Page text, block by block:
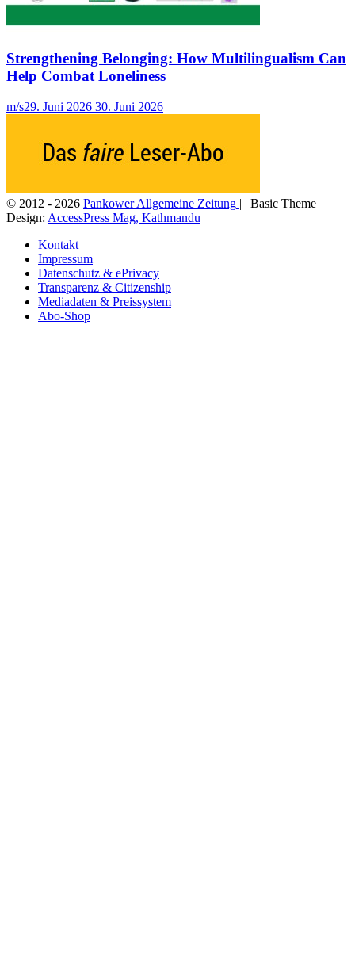
Strengthening Belonging: How Multilingualism Can
Help Combat Loneliness
m/s29. Juni 2026 30. Juni 2026
© 2012 - 2026 Pankower Allgemeine Zeitung | | Basic Theme
Design: AccessPress Mag, Kathmandu
Kontakt
Impressum
Datenschutz & ePrivacy
Transparenz & Citizenship
Mediadaten & Preissystem
Abo-Shop